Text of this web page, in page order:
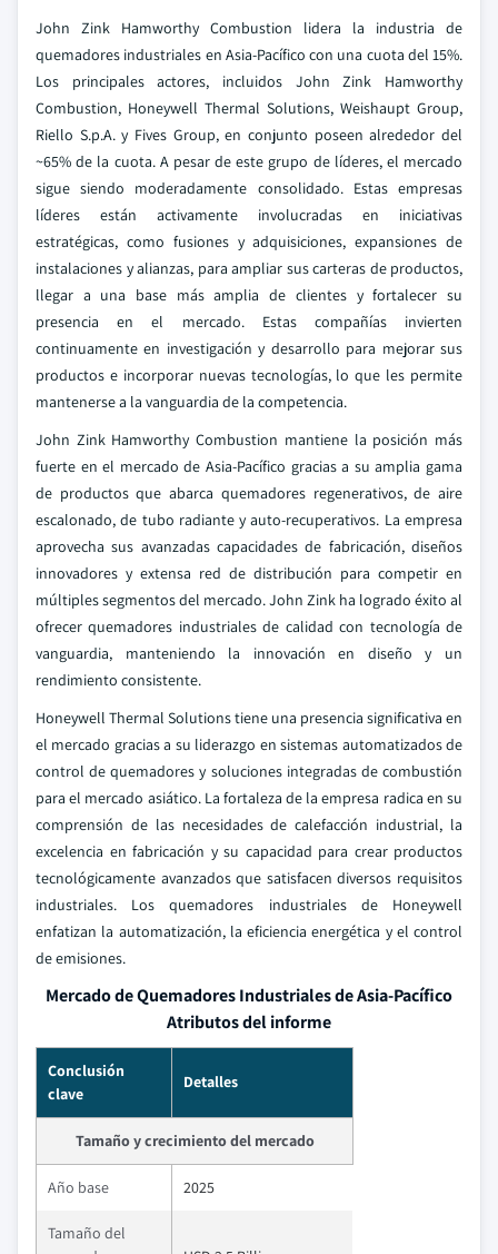
John Zink Hamworthy Combustion lidera la industria de
quemadores industriales en Asia-Pacífico con una cuota del 15%.
Los principales actores, incluidos John Zink Hamworthy
Combustion, Honeywell Thermal Solutions, Weishaupt Group,
Riello S.p.A. y Fives Group, en conjunto poseen alrededor del
~65% de la cuota. A pesar de este grupo de líderes, el mercado
sigue siendo moderadamente consolidado. Estas empresas
líderes están activamente involucradas en iniciativas
estratégicas, como fusiones y adquisiciones, expansiones de
instalaciones y alianzas, para ampliar sus carteras de productos,
llegar a una base más amplia de clientes y fortalecer su
presencia en el mercado. Estas compañías invierten
continuamente en investigación y desarrollo para mejorar sus
productos e incorporar nuevas tecnologías, lo que les permite
mantenerse a la vanguardia de la competencia.
John Zink Hamworthy Combustion mantiene la posición más
fuerte en el mercado de Asia-Pacífico gracias a su amplia gama
de productos que abarca quemadores regenerativos, de aire
escalonado, de tubo radiante y auto-recuperativos. La empresa
aprovecha sus avanzadas capacidades de fabricación, diseños
innovadores y extensa red de distribución para competir en
múltiples segmentos del mercado. John Zink ha logrado éxito al
ofrecer quemadores industriales de calidad con tecnología de
vanguardia, manteniendo la innovación en diseño y un
rendimiento consistente.
Honeywell Thermal Solutions tiene una presencia significativa en
el mercado gracias a su liderazgo en sistemas automatizados de
control de quemadores y soluciones integradas de combustión
para el mercado asiático. La fortaleza de la empresa radica en su
comprensión de las necesidades de calefacción industrial, la
excelencia en fabricación y su capacidad para crear productos
tecnológicamente avanzados que satisfacen diversos requisitos
industriales. Los quemadores industriales de Honeywell
enfatizan la automatización, la eficiencia energética y el control
de emisiones.
Mercado de Quemadores Industriales de Asia-Pacífico
Atributos del informe
Conclusión
clave
Detalles
Tamaño y crecimiento del mercado
Año base 2025
Tamaño del